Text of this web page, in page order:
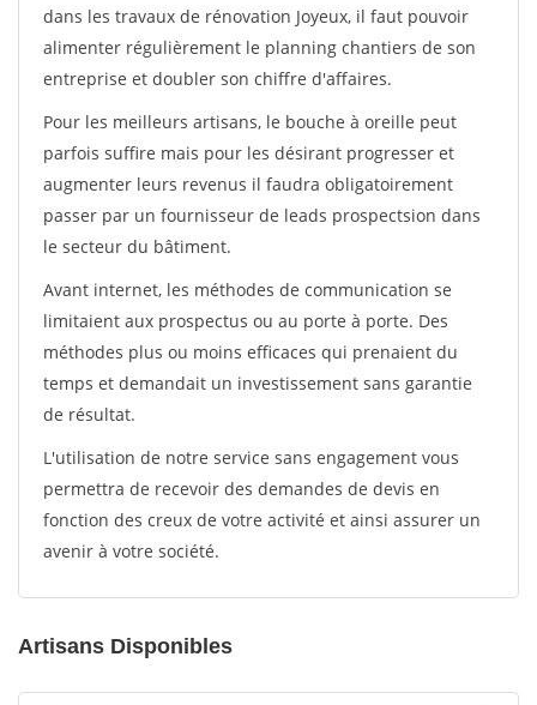
dans les travaux de rénovation Joyeux, il faut pouvoir
alimenter régulièrement le planning chantiers de son
entreprise et doubler son chiffre d'affaires.
Pour les meilleurs artisans, le bouche à oreille peut
parfois suffire mais pour les désirant progresser et
augmenter leurs revenus il faudra obligatoirement
passer par un fournisseur de leads prospectsion dans
le secteur du bâtiment.
Avant internet, les méthodes de communication se
limitaient aux prospectus ou au porte à porte. Des
méthodes plus ou moins efficaces qui prenaient du
temps et demandait un investissement sans garantie
de résultat.
L'utilisation de notre service sans engagement vous
permettra de recevoir des demandes de devis en
fonction des creux de votre activité et ainsi assurer un
avenir à votre société.
Artisans Disponibles